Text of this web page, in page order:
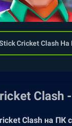
Cricket Clash На
Clash -
Clash на ПК